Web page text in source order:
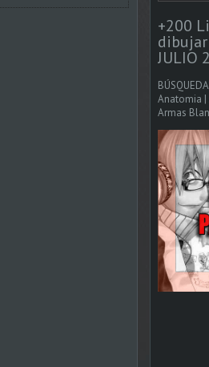
+200
dibujar
JULIO
Anatomia
Armas